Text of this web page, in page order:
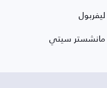
ليفربول
مانشستر سيتي